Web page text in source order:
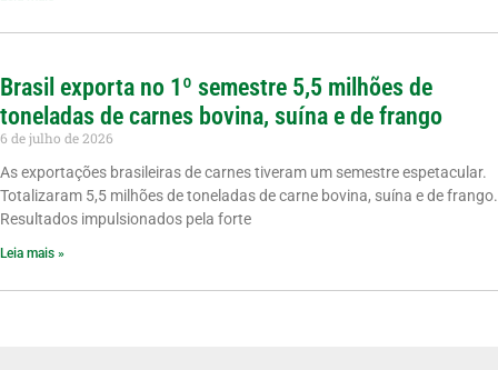
Brasil exporta no 1º semestre 5,5 milhões de
toneladas de carnes bovina, suína e de frango
6 de julho de 2026
As exportações brasileiras de carnes tiveram um semestre espetacular.
Totalizaram 5,5 milhões de toneladas de carne bovina, suína e de frango.
Resultados impulsionados pela forte
Leia mais »